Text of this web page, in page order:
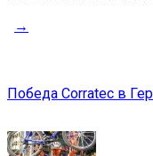
→
Победа Corratec в